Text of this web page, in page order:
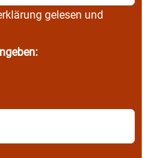
gelesen und